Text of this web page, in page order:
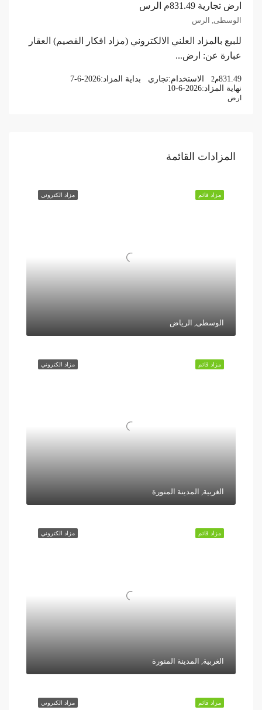
ارض تجارية 831.49م الرس
الوسطى, الرس
للبيع بالمزاد العلني الالكتروني (مزاد افكار القصيم) العقار
عبارة عن: ارض...
831.49م2 الاستخدام:تجاري بداية المزاد:7-6-2026
نهاية المزاد:10-6-2026
ارض
المزادات القائمة
مزاد الكتروني مزاد قائم
الوسطى, الرياض
مزاد الكتروني مزاد قائم
الغربية, المدينة المنورة
مزاد الكتروني مزاد قائم
الغربية, المدينة المنورة
مزاد الكتروني مزاد قائم